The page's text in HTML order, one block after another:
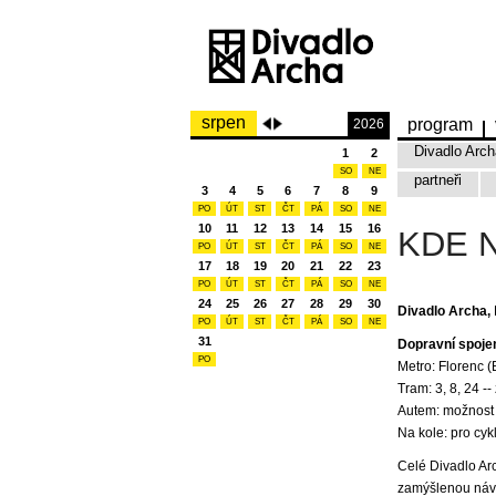
srpen 2026
1
SO
2
NE
3
PO
4
ÚT
5
ST
6
ČT
7
PÁ
8
SO
9
NE
10
PO
11
ÚT
12
ST
13
ČT
14
PÁ
15
SO
16
NE
17
PO
18
ÚT
19
ST
20
ČT
21
PÁ
22
SO
23
NE
24
PO
25
ÚT
26
ST
27
ČT
28
PÁ
29
SO
30
NE
31
PO
program
Divadlo
partneři
KDE
Divadlo Archa,
Dopravní
Metro: Florenc
Tram: 3, 8, 24
Autem:
Na kole: pro
Celé Divadlo
zamýšlenou